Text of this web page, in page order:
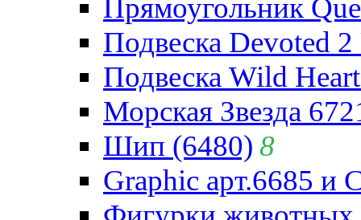
Прямоугольник
Подвеска Devoted
Подвеска Wild
Морская Звезда
Шип (6480) 8
Graphic арт.6685 и